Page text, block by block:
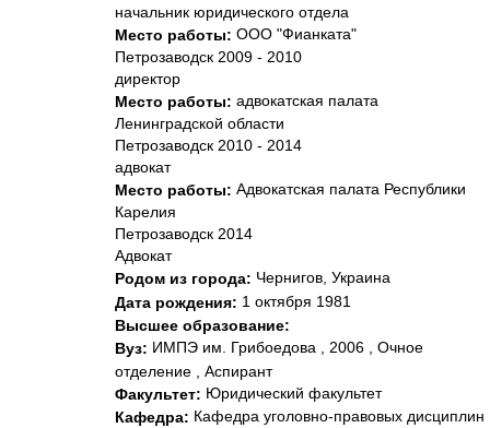
начальник юридического отдела
Место работы: ООО "Фианката"
Петрозаводск 2009 - 2010
директор
Место работы: адвокатская палата
Ленинградской области
Петрозаводск 2010 - 2014
адвокат
Место работы: Адвокатская палата Республики
Карелия
Петрозаводск 2014
Адвокат
Родом из города: Чернигов, Украина
Дата рождения: 1 октября 1981
Высшее образование:
Вуз: ИМПЭ им. Грибоедова , 2006 , Очное
отделение , Аспирант
Факультет: Юридический факультет
Кафедра: Кафедра уголовно-правовых дисциплин